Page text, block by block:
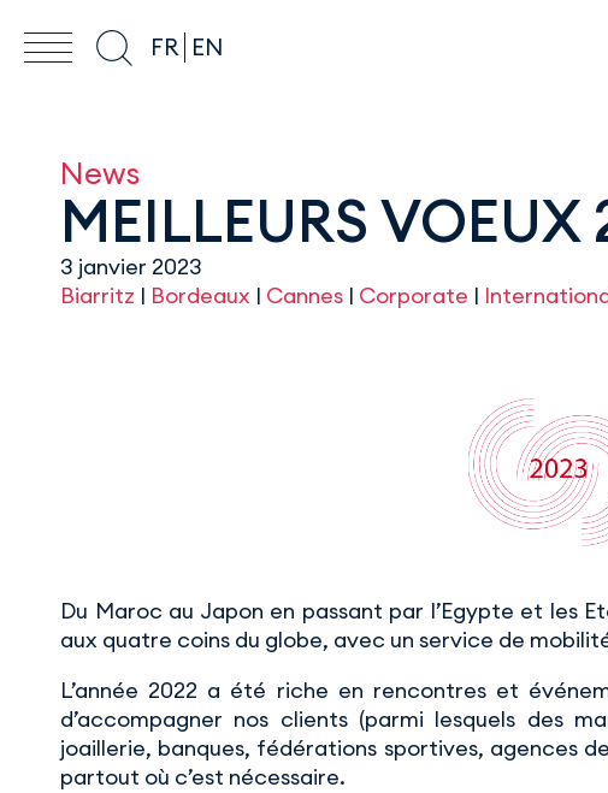
FR EN
News
MEILLEURS VOEUX
3 janvier 2023
Biarritz | Bordeaux | Cannes | Corporate |
Du Maroc au Japon en passant par l’Egypte et les
aux quatre coins du globe, avec un service de
L’année 2022 a été riche en rencontres et
d’accompagner nos clients (parmi lesquels des
joaillerie, banques, fédérations sportives, agences
partout où c’est nécessaire.